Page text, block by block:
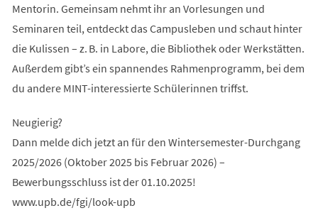
Mentorin. Gemeinsam nehmt ihr an Vorlesungen und
Seminaren teil, entdeckt das Campusleben und schaut hinter
die Kulissen – z. B. in Labore, die Bibliothek oder Werkstätten.
Außerdem gibt’s ein spannendes Rahmenprogramm, bei dem
du andere MINT-interessierte Schülerinnen triffst.
Neugierig?
Dann melde dich jetzt an für den Wintersemester-Durchgang
2025/2026 (Oktober 2025 bis Februar 2026) –
Bewerbungsschluss ist der 01.10.2025!
www.upb.de/fgi/look-upb